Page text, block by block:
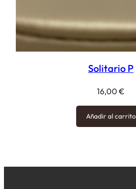
Solitario P
16,00 €
Añadir al carrito